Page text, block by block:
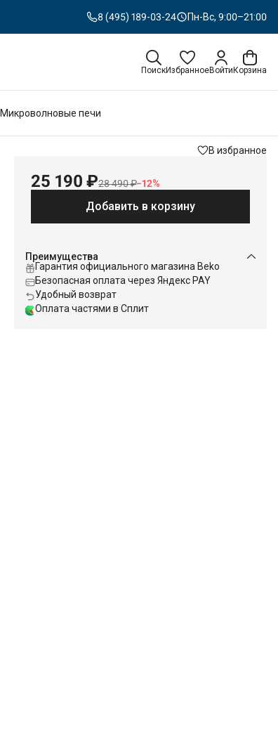
8 (495) 189-03-24 Пн-Вс, 9:00–21:00
ПоискИзбранноеВойти Корзина
Микроволновые печи
В избранное
25 190 ₽28 490 ₽−12%
Добавить в корзину
Преимущества
Гарантия официального магазина Beko
Безопасная оплата через Яндекс PAY
Удобный возврат
Оплата частями в Сплит